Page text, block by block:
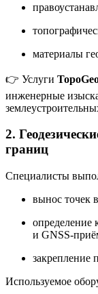
материалы
👉 Услуги
инженерные
2.
границ
Специалисты
вынос точек
определение
и GNSS-
закрепление
Используемое